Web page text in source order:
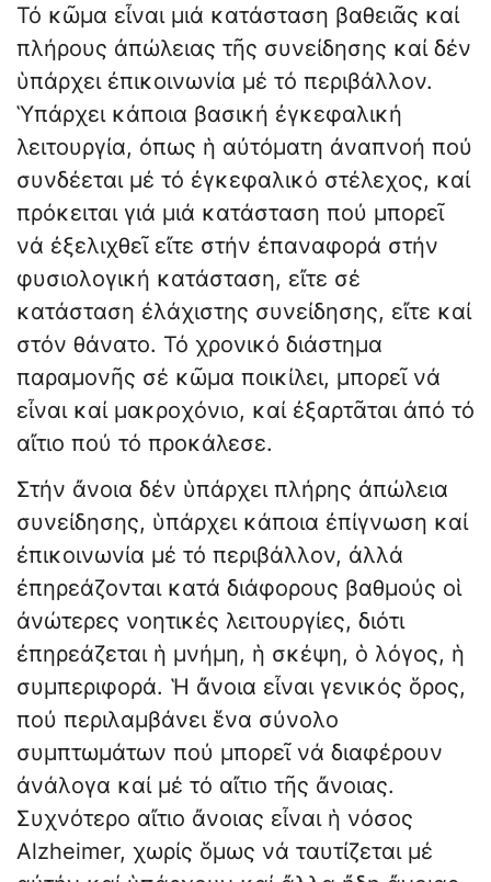
Τό κῶμα εἶναι μιά κατάσταση βαθειᾶς καί
πλήρους ἀπώλειας τῆς συνείδησης καί δέν
ὑπάρχει ἐπικοινωνία μέ τό περιβάλλον.
Ὑπάρχει κάποια βασική ἐγκεφαλική
λειτουργία, όπως ἡ αὐτόματη ἀναπνοή πού
συνδέεται μέ τό ἐγκεφαλικό στέλεχος, καί
πρόκειται γιά μιά κατάσταση πού μπορεῖ
νά ἐξελιχθεῖ εἴτε στήν ἐπαναφορά στήν
φυσιολογική κατάσταση, εἴτε σέ
κατάσταση ἐλάχιστης συνείδησης, εἴτε καί
στόν θάνατο. Τό χρονικό διάστημα
παραμονῆς σέ κῶμα ποικίλει, μπορεῖ νά
εἶναι καί μακροχόνιο, καί ἐξαρτᾶται ἀπό τό
αἴτιο πού τό προκάλεσε.
Στήν ἄνοια δέν ὑπάρχει πλήρης ἀπώλεια
συνείδησης, ὑπάρχει κάποια ἐπίγνωση καί
ἐπικοινωνία μέ τό περιβάλλον, ἀλλά
ἐπηρεάζονται κατά διάφορους βαθμούς οἱ
ἀνώτερες νοητικές λειτουργίες, διότι
ἐπηρεάζεται ἡ μνήμη, ἡ σκέψη, ὁ λόγος, ἡ
συμπεριφορά. Ἡ ἄνοια εἶναι γενικός ὅρος,
πού περιλαμβάνει ἕνα σύνολο
συμπτωμάτων πού μπορεῖ νά διαφέρουν
ἀνάλογα καί μέ τό αἴτιο τῆς ἄνοιας.
Συχνότερο αἴτιο ἄνοιας εἶναι ἡ νόσος
Alzheimer, χωρίς ὅμως νά ταυτίζεται μέ